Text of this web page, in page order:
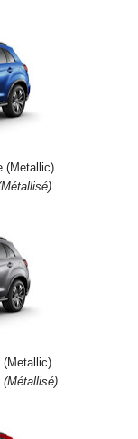
(Metallic)
(Metallic)